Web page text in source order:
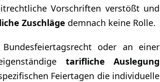
Vorschriften verstößt und
Zuschläge demnach keine Rolle.
oder an einer
tarifliche Auslegung
Feiertagen die individuelle